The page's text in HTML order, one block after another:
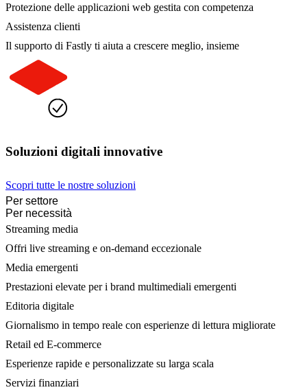
Protezione delle applicazioni web gestita con competenza
Assistenza clienti
Il supporto di Fastly ti aiuta a crescere meglio, insieme
Soluzioni digitali innovative
Scopri tutte le nostre soluzioni
Per settore
Per necessità
Streaming media
Offri live streaming e on-demand eccezionale
Media emergenti
Prestazioni elevate per i brand multimediali emergenti
Editoria digitale
Giornalismo in tempo reale con esperienze di lettura migliorate
Retail ed E-commerce
Esperienze rapide e personalizzate su larga scala
Servizi finanziari